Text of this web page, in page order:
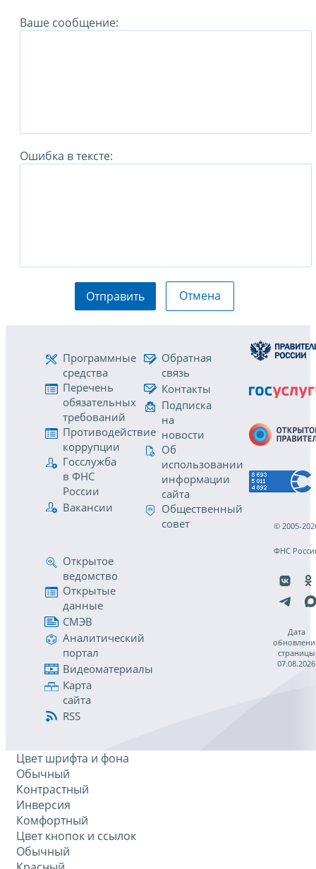
Ваше сообщение:
Ошибка в тексте:
Отправить Отмена
Программные
средства
Перечень
обязательных
требований
Противодействие
коррупции
Госслужба
в ФНС
России
Вакансии
Обратная
связь
Контакты
Подписка
на
новости
Об
использовании
информации
сайта
Общественный
совет
Открытое
ведомство
Открытые
данные
СМЭВ
Аналитический
портал
Видеоматериалы
Карта
сайта
RSS
© 2005-
ФНС
Дата
страницы
07.08.2026
Цвет шрифта и фона
Обычный
Контрастный
Инверсия
Комфортный
Цвет кнопок и ссылок
Обычный